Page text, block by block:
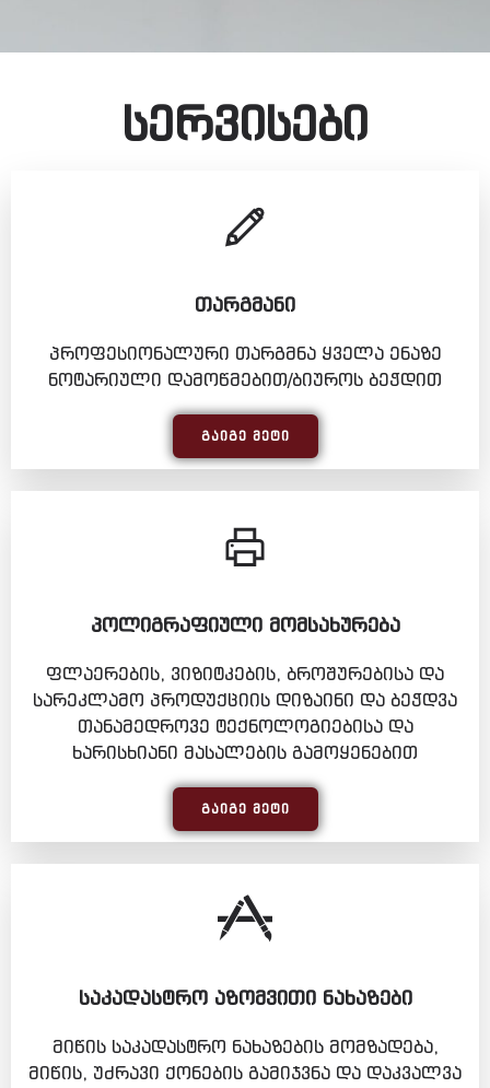
სერვისები
ᲗᲐᲠᲒᲛᲐᲜᲘ
პროფესიონალური თარგმნა ყველა ენაზე
ნოტარიული დამოწმებით/ბიუროს ბეჭდით
ᲒᲐᲘᲒᲔ ᲛᲔᲢᲘ
ᲞᲝᲚᲘᲒᲠᲐᲤᲘᲣᲚᲘ ᲛᲝᲛᲡᲐᲮᲣᲠᲔᲑᲐ
ფლაერების, ვიზიტკების, ბროშურებისა და
სარეკლამო პროდუქციის დიზაინი და ბეჭდვა
თანამედროვე ტექნოლოგიებისა და
ხარისხიანი მასალების გამოყენებით
ᲒᲐᲘᲒᲔ ᲛᲔᲢᲘ
ᲡᲐᲙᲐᲓᲐᲡᲢᲠᲝ ᲐᲖᲝᲛᲕᲘᲗᲘ ᲜᲐᲮᲐᲖᲔᲑᲘ
მიწის საკადასტრო ნახაზების მომზადება,
მიწის, უძრავი ქონების გამიჯვნა და დაკვალვა